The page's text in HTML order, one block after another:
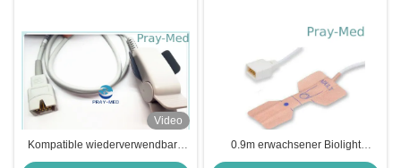
Video
Kompatible wiederverwendbare
Spo2 Sensoren Mäk 7 Pin Pulse
0.9m erwachsener Biolight
Pulsoximeter-Wegwerf-Sensor 9